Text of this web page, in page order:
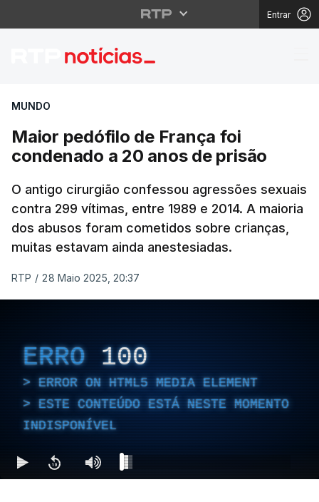
Entrar
Maior pedófilo de
MUNDO
Maior pedófilo de França foi
condenado a 20 anos de prisão
O antigo cirurgião confessou agressões sexuais
contra 299 vítimas, entre 1989 e 2014. A maioria
dos abusos foram cometidos sobre crianças,
muitas estavam ainda anestesiadas.
RTP / 28 Maio 2025, 20:37
ERRO 100
ERROR ON HTML5 MEDIA ELEMENT
ESTE CONTEÚDO ESTÁ NESTE MOMENTO
INDISPONÍVEL